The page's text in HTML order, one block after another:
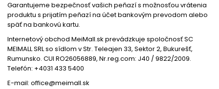
Garantujeme bezpečnosť vašich peňazí s možnosťou vrátenia
produktu s prijatím peňazí na účet bankovým prevodom alebo
späť na bankovú kartu.
Internetový obchod MeiMall.sk prevádzkuje spoločnosť SC
MEIMALL SRL so sídlom v Str. Teleajen 33, Sektor 2, Bukurešť,
Rumunsko. CUI RO26056889, Nr.reg.com: J40 / 9822/2009.
Telefón: +4031 433 5400
E-mail: office@meimall.sk